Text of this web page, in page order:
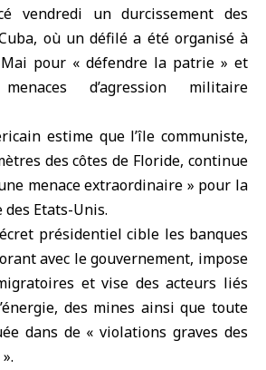
vendredi un durcissement des
, où un défilé a été organisé à
Mai pour « défendre la patrie » et
d’agression militaire
estime que l’île communiste,
des côtes de Floride, continue
menace extraordinaire » pour la
Etats-Unis.
présidentiel cible les banques
avec le gouvernement, impose
et vise des acteurs liés
des mines ainsi que toute
dans de « violations graves des